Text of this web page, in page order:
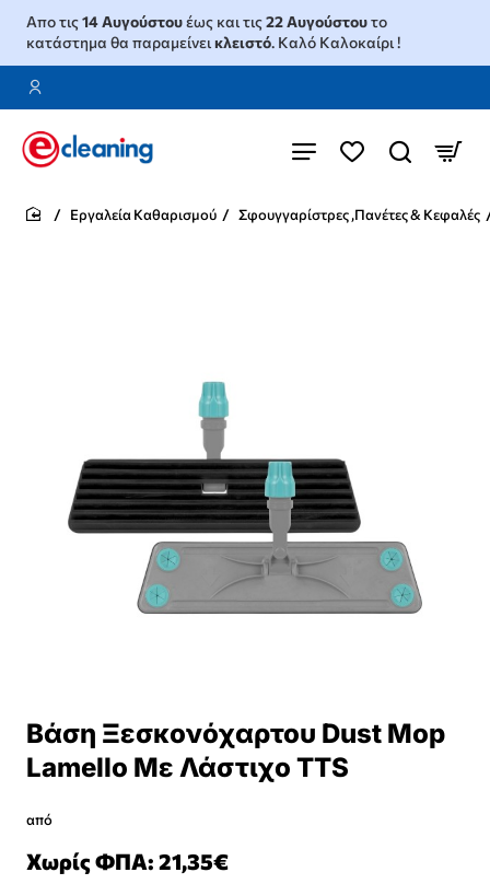
Απο τις14 Αυγούστουέως και τις22 Αυγούστουτο
κατάστημα θα παραμείνεικλειστό. Καλό Καλοκαίρι !
Εργαλεία Καθαρισμού Σφουγγαρίστρες ,Πανέτες & Κεφαλές
Βάση Ξεσκονόχαρτου Dust Mop
Lamello Με Λάστιχο TTS
από
Χωρίς ΦΠΑ: 21,35€